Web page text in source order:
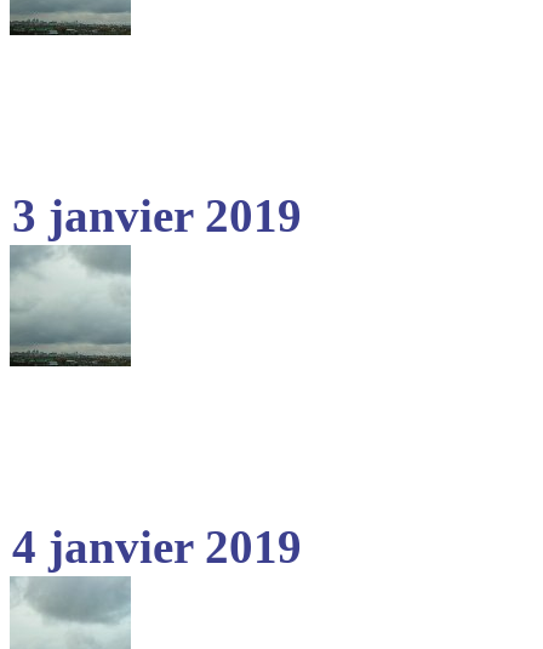
3 janvier 2019
4 janvier 2019